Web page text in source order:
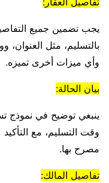
يجب تضمين جميع
بالتسليم، مثل
وأي ميزات أخرى تميزه.
بيان الحالة:
ينبغي توضيح في نموذج
وقت التسليم، مع
مصرح بها.
تفاصيل المالك: